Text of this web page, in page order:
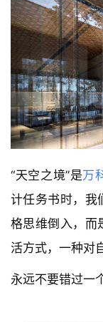
“天空之境”是万
计任务书时，我
格思维倒入，而
活方式，一种对
永远不要错过一